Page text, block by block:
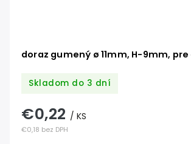
doraz gumený ø 11mm, H-9mm,
Skladom do 3 dní
€0,18 bez DPH
€0,22 / KS